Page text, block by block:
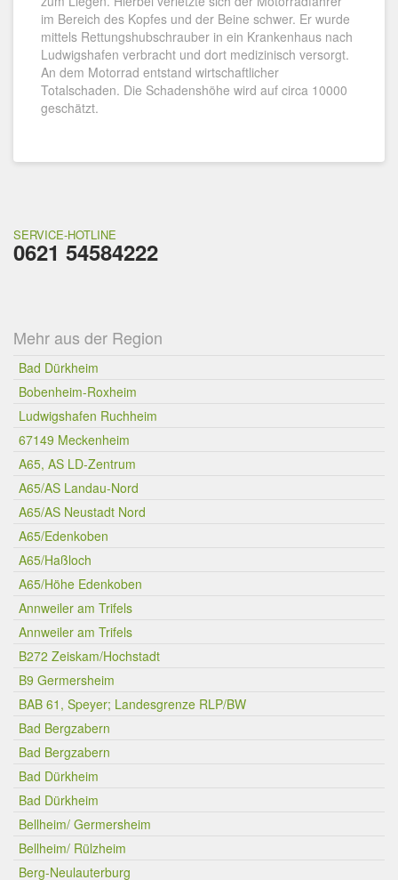
im Bereich des Kopfes und der Beine schwer. Er wurde
mittels Rettungshubschrauber in ein Krankenhaus nach
Ludwigshafen verbracht und dort medizinisch versorgt.
An dem Motorrad entstand wirtschaftlicher
Totalschaden. Die Schadenshöhe wird auf circa 10000
geschätzt.
SERVICE-HOTLINE
0621 54584222
Mehr aus der Region
Bad Dürkheim
Bobenheim-Roxheim
Ludwigshafen Ruchheim
67149 Meckenheim
A65, AS LD-Zentrum
A65/AS Landau-Nord
A65/AS Neustadt Nord
A65/Edenkoben
A65/Haßloch
A65/Höhe Edenkoben
Annweiler am Trifels
Annweiler am Trifels
B272 Zeiskam/Hochstadt
B9 Germersheim
BAB 61, Speyer; Landesgrenze RLP/BW
Bad Bergzabern
Bad Bergzabern
Bad Dürkheim
Bad Dürkheim
Bellheim/ Germersheim
Bellheim/ Rülzheim
Berg-Neulauterburg